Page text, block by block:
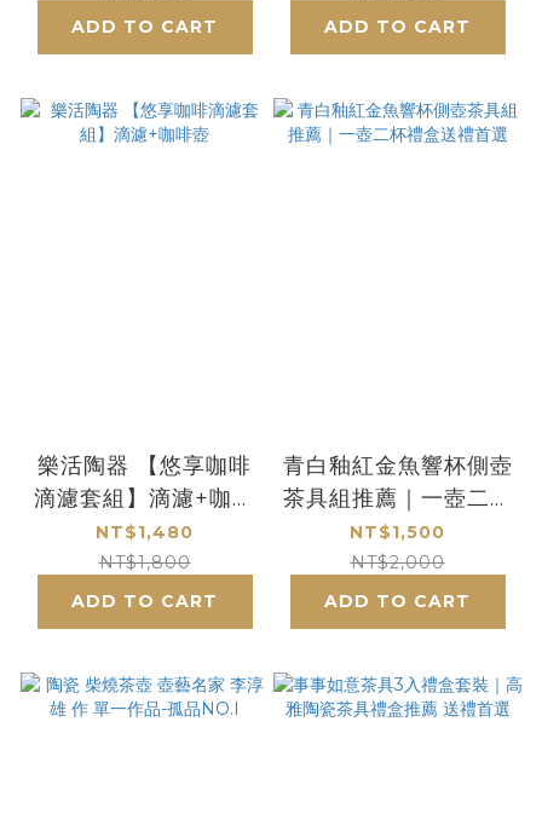
ADD TO CART
ADD TO CART
樂活陶器 【悠享咖啡
滴濾套組】滴濾+咖啡
壺
NT$1,480
NT$1,800
ADD TO CART
青白釉紅金魚響杯側壺
茶具組推薦｜一壺二杯
禮盒送禮首選
NT$1,500
NT$2,000
ADD TO CART